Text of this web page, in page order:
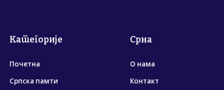
Категорије
Почетна
Српска памти
Срна
О нама
Контакт